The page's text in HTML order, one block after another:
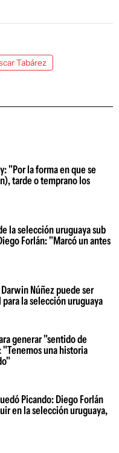
Tabárez
"Por la forma en que se
tarde o temprano los
la selección uruguaya sub
Forlán: "Marcó un antes
Núñez puede ser
la selección uruguaya
generar "sentido de
una historia
Picando: Diego Forlán
en la selección uruguaya,